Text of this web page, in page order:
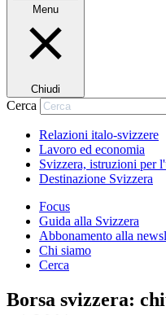
Menu
Chiudi
Cerca
Relazioni italo-svizzere
Lavoro ed economia
Svizzera, istruzioni per
Destinazione Svizzera
Focus
Guida alla Svizzera
Abbonamento alla
Chi siamo
Cerca
Borsa svizzera: